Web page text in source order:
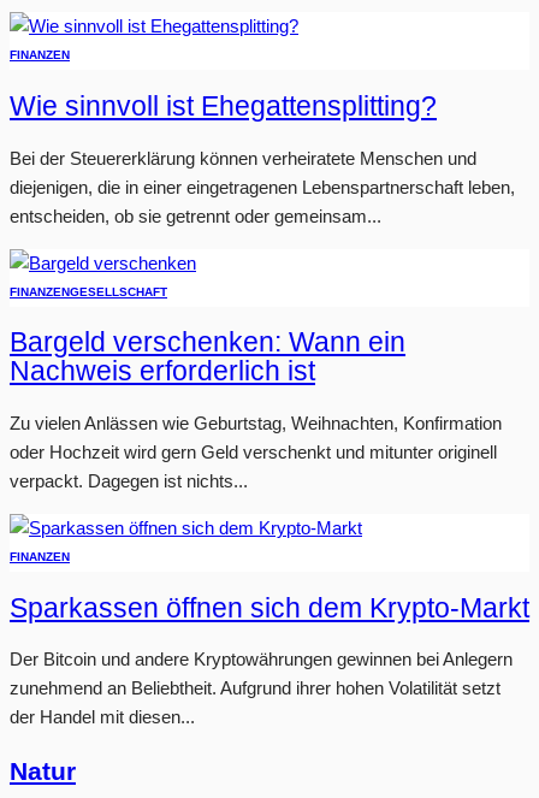
FINANZEN
Wie sinnvoll ist Ehegattensplitting?
Bei der Steuererklärung können verheiratete Menschen und
diejenigen, die in einer eingetragenen Lebenspartnerschaft leben,
entscheiden, ob sie getrennt oder gemeinsam...
FINANZENGESELLSCHAFT
Bargeld verschenken: Wann ein
Nachweis erforderlich ist
Zu vielen Anlässen wie Geburtstag, Weihnachten, Konfirmation
oder Hochzeit wird gern Geld verschenkt und mitunter originell
verpackt. Dagegen ist nichts...
FINANZEN
Sparkassen öffnen sich dem Krypto-Markt
Der Bitcoin und andere Kryptowährungen gewinnen bei Anlegern
zunehmend an Beliebtheit. Aufgrund ihrer hohen Volatilität setzt
der Handel mit diesen...
Natur